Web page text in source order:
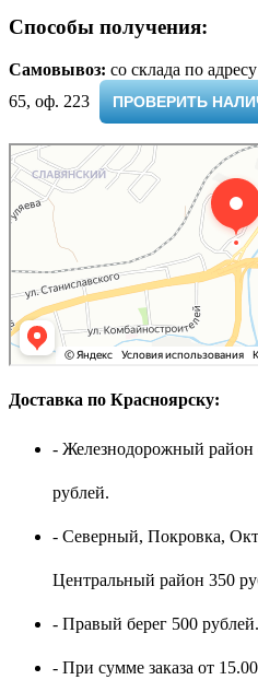
Способы получения:
Самовывоз: cо склада по
65, оф. 223 ​
ПРОВЕРИТЬ
Доставка по Красноярску:
- Железнодорожный
рублей.
- Северный, Покровка,
Центральный район 350
- Правый берег 500 рублей.
- При сумме заказа от